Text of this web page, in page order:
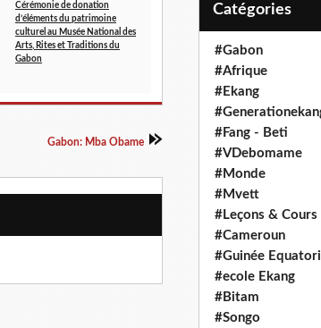
Cérémonie de donation
d’éléments du patrimoine
culturel au Musée National des
Arts, Rites et Traditions du
Gabon
Gabon: Mba Obame
Catégories
#Gabon
#Afrique
#Ekang
#Fang - Beti
#VDebomame
#Monde
#Mvett
#Leçons & Cours
#Cameroun
#Guinée
#ecole Ekang
#Bitam
#Songo